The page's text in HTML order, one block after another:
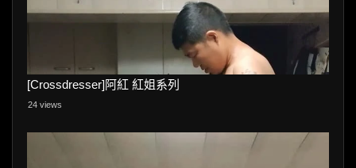
[Crossdresser]阿紅 紅姐系列
24 views